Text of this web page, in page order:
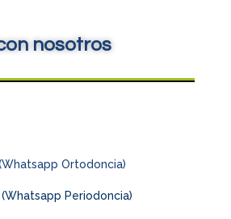
nosotros
Ortodoncia)
Periodoncia)